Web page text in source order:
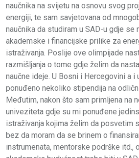
naučnika na svijetu na osnovu svog
energiji, te sam savjetovana od
naučnika da studiram u SAD-u gdje se
akademske i financijske prilike za
istraživanja. Poslije ove olimpijade
razmišljanja o tome gdje želim da
naučne ideje. U Bosni i Hercegovini a i
ponuđeno nekoliko stipendija na
Međutim, nakon što sam primljena na
univeziteta gdje su mi ponuđene
istraživanja kojima želim da posvetim
bez da moram da se brinem o
instrumenata, mentorske podrške itd.,